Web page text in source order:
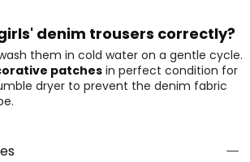
denim trousers correctly?
them in cold water on a gentle cycle.
patchesin perfect condition for
dryer to prevent the denim fabric